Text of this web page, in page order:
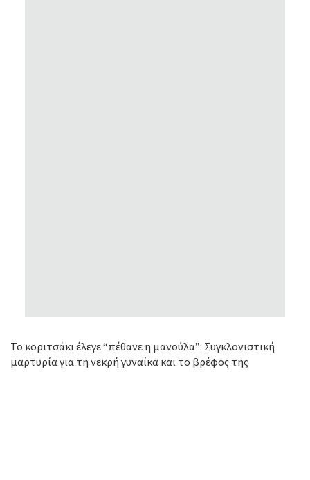
Το κοριτσάκι έλεγε “πέθανε η μανούλα”: Συγκλονιστική
μαρτυρία για τη νεκρή γυναίκα και το βρέφος της